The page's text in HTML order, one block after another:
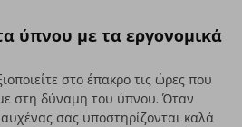
ύπνου με τα εργονομικά
στο έπακρο τις ώρες που
στη δύναμη του ύπνου. Όταν
σας υποστηρίζονται καλά